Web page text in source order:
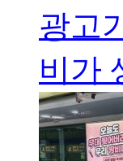
광고
비가